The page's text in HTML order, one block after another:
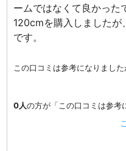
ームではなくて良かっ
120cmを購入しましたが
です。
この口コミは参考になりました
0人の方が「この口コミは参考